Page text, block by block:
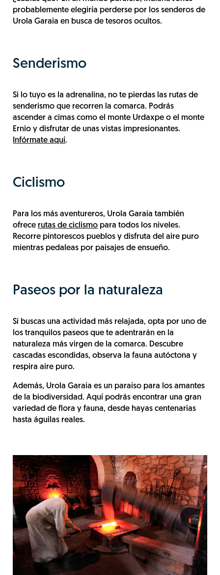
probablemente elegiría perderse por los senderos de
Urola Garaia en busca de tesoros ocultos.
Senderismo
Si lo tuyo es la adrenalina, no te pierdas las rutas de
senderismo que recorren la comarca. Podrás
ascender a cimas como el monte Urdaxpe o el monte
Ernio y disfrutar de unas vistas impresionantes.
Infórmate aquí.
Ciclismo
Para los más aventureros, Urola Garaia también
ofrece rutas de ciclismo para todos los niveles.
Recorre pintorescos pueblos y disfruta del aire puro
mientras pedaleas por paisajes de ensueño.
Paseos por la naturaleza
Si buscas una actividad más relajada, opta por uno de
los tranquilos paseos que te adentrarán en la
naturaleza más virgen de la comarca. Descubre
cascadas escondidas, observa la fauna autóctona y
respira aire puro.
Además, Urola Garaia es un paraíso para los amantes
de la biodiversidad. Aquí podrás encontrar una gran
variedad de flora y fauna, desde hayas centenarias
hasta águilas reales.